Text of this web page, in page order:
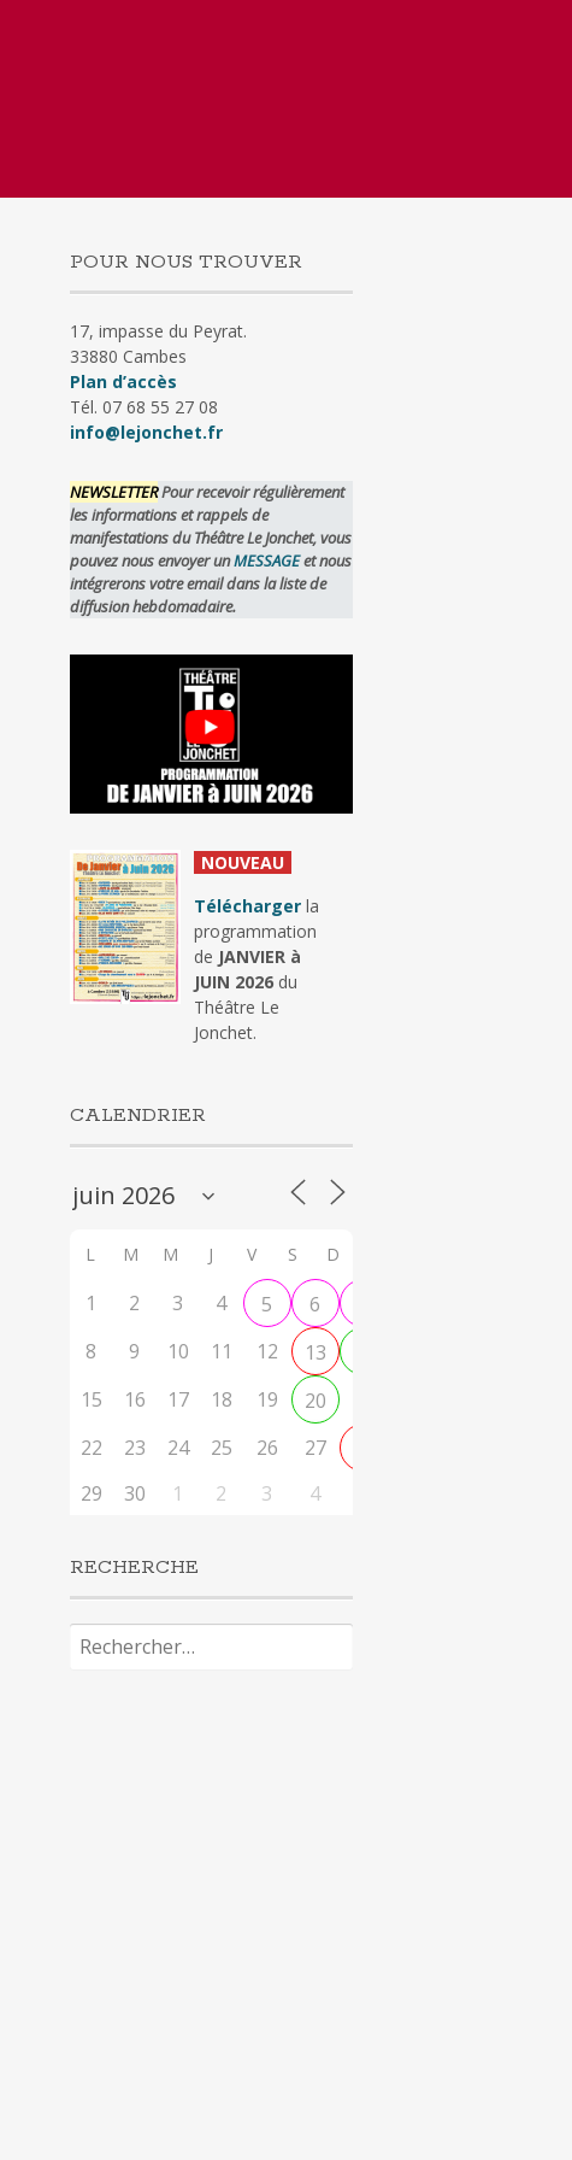
POUR NOUS TROUVER
17, impasse du Peyrat.
33880 Cambes
Plan d’accès
Tél. 07 68 55 27 08
info@lejonchet.fr
NEWSLETTERPour recevoir régulièrement
les informations et rappels de
manifestations du Théâtre Le Jonchet, vous
pouvez nous envoyer unMESSAGEet nous
intégrerons votre email dans la liste de
diffusion hebdomadaire.
NOUVEAU
Télécharger la
programmation
de JANVIER à
JUIN 2026 du
Théâtre Le
Jonchet.
CALENDRIER
L M M J V S D
1 2 3 4 5 6
8
9 10 11 12 13
15
16 17 18 19 20
22
23 24 25 26 27
29
30 1 2 3 4
RECHERCHE